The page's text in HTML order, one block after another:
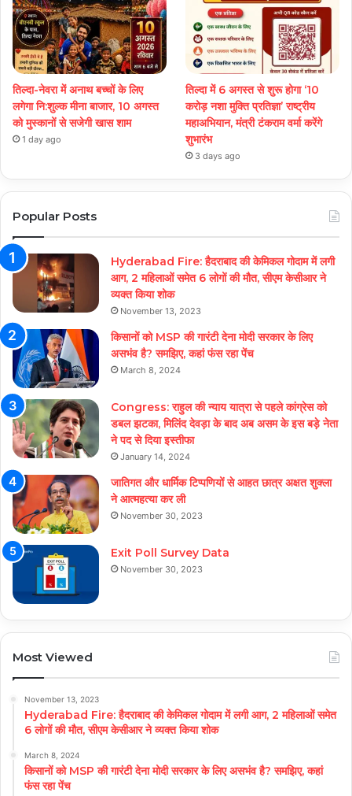
तिल्दा-नेवरा में अनाथ बच्चों के लिए
लगेगा नि:शुल्क मीना बाजार, 10 अगस्त
को मुस्कानों से सजेगी खास शाम
1 day ago
तिल्दा में 6 अगस्त से शुरू होगा ‘10
करोड़ नशा मुक्ति प्रतिज्ञा’ राष्ट्रीय
महाअभियान, मंत्री टंकराम वर्मा करेंगे
शुभारंभ
3 days ago
Popular Posts
Hyderabad Fire: हैदराबाद की केमिकल गोदाम में लगी
आग, 2 महिलाओं समेत 6 लोगों की मौत, सीएम केसीआर ने
व्यक्त किया शोक
November 13, 2023
किसानों को MSP की गारंटी देना मोदी सरकार के लिए
असभंव है? समझिए, कहां फंस रहा पेंच
March 8, 2024
Congress: राहुल की न्याय यात्रा से पहले कांग्रेस को
डबल झटका, मिलिंद देवड़ा के बाद अब असम के इस बड़े नेता
ने पद से दिया इस्तीफा
January 14, 2024
जातिगत और धार्मिक टिप्पणियों से आहत छात्र अक्षत शुक्ला
ने आत्महत्या कर ली
November 30, 2023
Exit Poll Survey Data
November 30, 2023
Most Viewed
November 13, 2023
Hyderabad Fire: हैदराबाद की केमिकल गोदाम में लगी आग, 2 महिलाओं समेत
6 लोगों की मौत, सीएम केसीआर ने व्यक्त किया शोक
March 8, 2024
किसानों को MSP की गारंटी देना मोदी सरकार के लिए असभंव है? समझिए, कहां
फंस रहा पेंच